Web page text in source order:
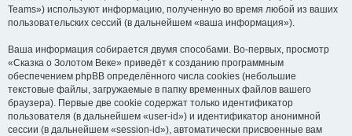
Teams») используют информацию, полученную во время любой из ваших
пользовательских сессий (в дальнейшем «ваша информация»).
Ваша информация собирается двумя способами. Во-первых, просмотр
«Сказка о Золотом Веке» приведёт к созданию программным
обеспечением phpBB определённого числа cookies (небольшие
текстовые файлы, загружаемые в папку временных файлов вашего
браузера). Первые две cookie содержат только идентификатор
пользователя (в дальнейшем «user-id») и идентификатор анонимной
сессии (в дальнейшем «session-id»), автоматически присвоенные вам